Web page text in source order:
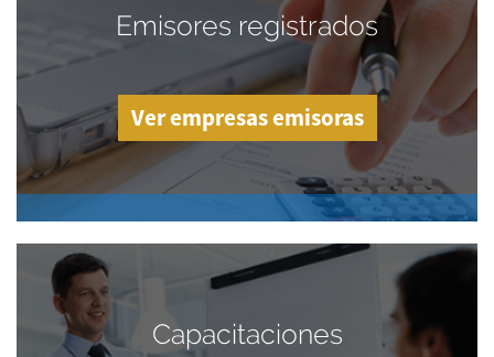
Emisores registrados
Ver empresas emisoras
Capacitaciones